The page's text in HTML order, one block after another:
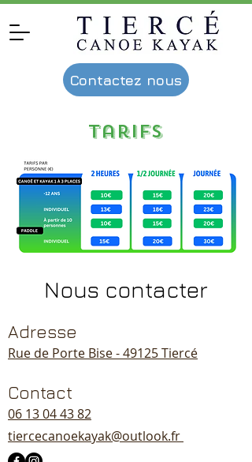
Contactez nous
Tarifs
Nous contacter
Adresse
Rue de Porte Bise - 49125 Tiercé
Contact
06 13 04 43 82
tiercecanoekayak@outlook.fr